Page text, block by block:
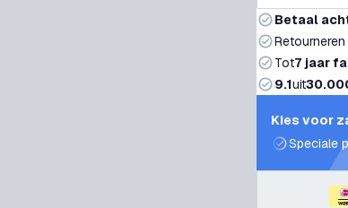
Betaal
Tot7 jaar
9.1uit
Kies voor
Speciale